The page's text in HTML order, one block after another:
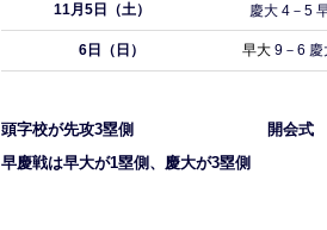
11月5日（土） 慶大 4－5
6 日（日 ） 早大 9－6 慶
頭字校が先攻3塁側 開会式 ・・
早慶戦は早大が1塁側、慶大が3塁側